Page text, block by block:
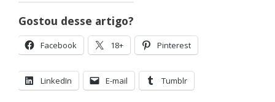
Gostou desse artigo?
Facebook 18+ Pinterest
LinkedIn E-mail Tumblr